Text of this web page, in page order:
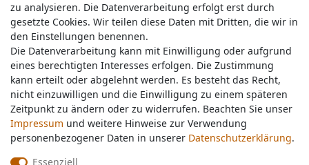
Service & Kontakt
Wünschen Sie einen Rückruf?
service@nawajo.de
Schreiben Sie uns:
service@nawajo.de
zu analysieren. Die Datenverarbeitung erfolgt erst durch
gesetzte Cookies. Wir teilen diese Daten mit Dritten, die wir in
den Einstellungen benennen.
Die Datenverarbeitung kann mit Einwilligung oder aufgrund
eines berechtigten Interesses erfolgen. Die Zustimmung
kann erteilt oder abgelehnt werden. Es besteht das Recht,
nicht einzuwilligen und die Einwilligung zu einem späteren
Zeitpunkt zu ändern oder zu widerrufen. Beachten Sie unser
Impressum und weitere Hinweise zur Verwendung
personenbezogener Daten in unserer Daten­schutz­erklärung.
Essenziell
zu analysieren. Die Datenverarbeitung erfolgt erst durch
gesetzte Cookies. Wir teilen diese Daten mit Dritten, die wir in
den Einstellungen benennen.
Die Datenverarbeitung kann mit Einwilligung oder aufgrund
eines berechtigten Interesses erfolgen. Die Zustimmung
kann erteilt oder abgelehnt werden. Es besteht das Recht,
nicht einzuwilligen und die Einwilligung zu einem späteren
Zeitpunkt zu ändern oder zu widerrufen. Beachten Sie unser
Impressum und weitere Hinweise zur Verwendung
personenbezogener Daten in unserer Daten­schutz­erklärung.
Essenziell